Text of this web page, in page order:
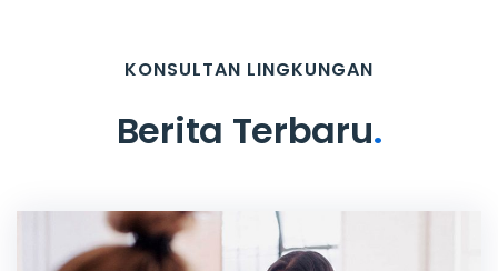
KONSULTAN LINGKUNGAN
Berita Terbaru.